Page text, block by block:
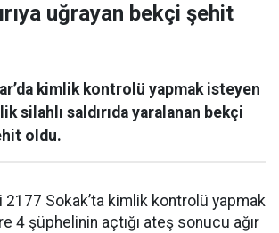
uğrayan bekçi şehit
kimlik kontrolü yapmak isteyen
silahlı saldırıda yaralanan bekçi
oldu.
2177 Sokak’ta kimlik kontrolü yapmak
4 şüphelinin açtığı ateş sonucu ağır